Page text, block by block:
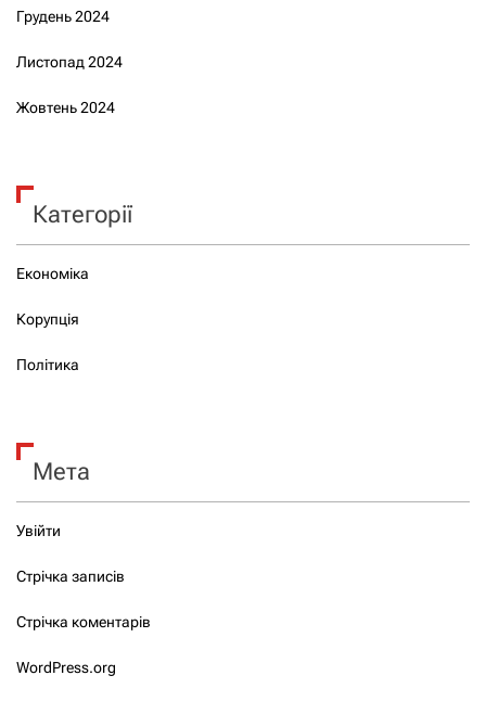
Грудень 2024
Листопад 2024
Жовтень 2024
Категорії
Економіка
Корупція
Політика
Мета
Увійти
Стрічка записів
Стрічка коментарів
WordPress.org